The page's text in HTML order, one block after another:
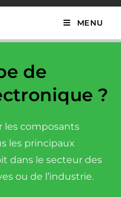
MENU
de
?
les composants
les principaux
dans le secteur des
ou de l’industrie.